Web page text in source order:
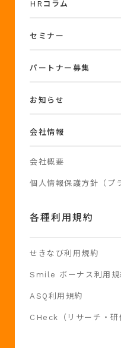
HRコラム
セミナー
パートナー募集
お知らせ
会社情報
会社概要
個人情報保護方針（プ
各種利用規約
せきなび利用規約
Smile ボーナス利用規
ASQ利用規約
CHeck（リサーチ・研